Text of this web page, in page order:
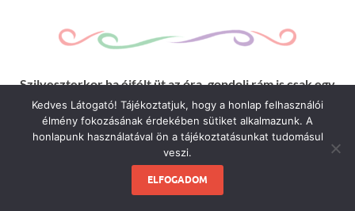
Szilveszterkor ha éjfélt üt az óra, gondolj rám is csak egy
pillanatra. Enyhe szellő szárnyán szeretetet viszek,
boldog új évet kívánok neked!
Kedves Látogató! Tájékoztatjuk, hogy a honlap felhasználói
élmény fokozásának érdekében sütiket alkalmazunk. A
honlapunk használatával ön a tájékoztatásunkat tudomásul
veszi.
ELFOGADOM